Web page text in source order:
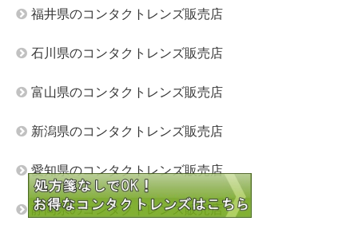
福井県のコンタクトレンズ販売店
石川県のコンタクトレンズ販売店
富山県のコンタクトレンズ販売店
新潟県のコンタクトレンズ販売店
愛知県のコンタクトレンズ販売店
静岡県のコンタクトレンズ販売店